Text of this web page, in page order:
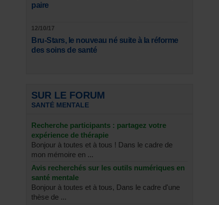
paire
12/10/17
Bru-Stars, le nouveau né suite à la réforme
des soins de santé
SUR LE FORUM
SANTÉ MENTALE
Recherche participants : partagez votre
expérience de thérapie
Bonjour à toutes et à tous ! Dans le cadre de
mon mémoire en ...
Avis recherchés sur les outils numériques en
santé mentale
Bonjour à toutes et à tous, Dans le cadre d'une
thèse de ...